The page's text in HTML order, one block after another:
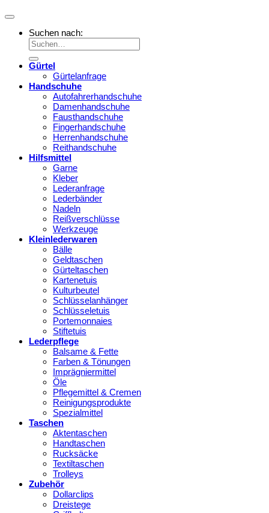
Suchen nach:
Gürtel
Gürtelanfrage
Handschuhe
Autofahrerhandschuhe
Damenhandschuhe
Fausthandschuhe
Fingerhandschuhe
Herrenhandschuhe
Reithandschuhe
Hilfsmittel
Garne
Kleber
Lederanfrage
Lederbänder
Nadeln
Reißverschlüsse
Werkzeuge
Kleinlederwaren
Bälle
Geldtaschen
Gürteltaschen
Kartenetuis
Kulturbeutel
Schlüsselanhänger
Schlüsseletuis
Portemonnaies
Stiftetuis
Lederpflege
Balsame & Fette
Farben & Tönungen
Imprägniermittel
Öle
Pflegemittel & Cremen
Reinigungsprodukte
Spezialmittel
Taschen
Aktentaschen
Handtaschen
Rucksäcke
Textiltaschen
Trolleys
Zubehör
Dollarclips
Dreistege